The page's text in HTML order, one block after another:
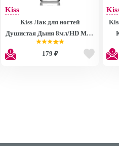
Kiss
Kiss Лак для ногтей
Душистая Дыня 8мл/HD Mini
Nail Polish MNP27
179 ₽